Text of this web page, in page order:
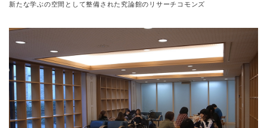
新たな学ぶの空間として整備された究論館のリサーチコモンズ